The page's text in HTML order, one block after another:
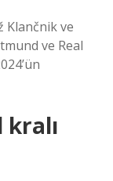
Klančnik ve
ve Real